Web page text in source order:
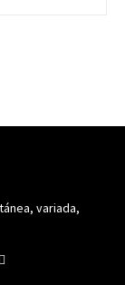
variada,